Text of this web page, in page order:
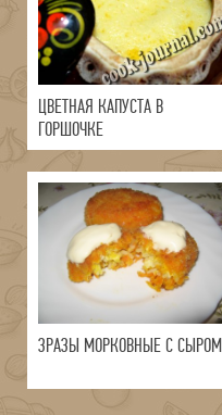
ЦВЕТНАЯ КАПУСТА В
ГОРШОЧКЕ
ЗРАЗЫ МОРКОВНЫЕ С СЫРОМ